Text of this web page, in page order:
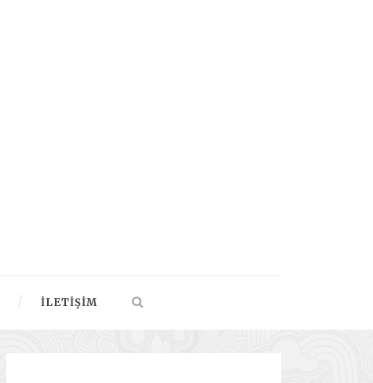
İLETIŞIM